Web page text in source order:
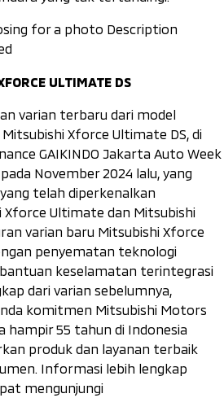
ULTIMATE DS
varian terbaru dari model
Xforce Ultimate DS, di
GAIKINDO Jakarta Auto Week
pada November 2024 lalu, yang
telah diperkenalkan
Xforce Ultimate dan Mitsubishi
varian baru Mitsubishi Xforce
penyematan teknologi
bantuan keselamatan terintegrasi
dari varian sebelumnya,
komitmen Mitsubishi Motors
hampir 55 tahun di Indonesia
produk dan layanan terbaik
Informasi lebih lengkap
mengunjungi